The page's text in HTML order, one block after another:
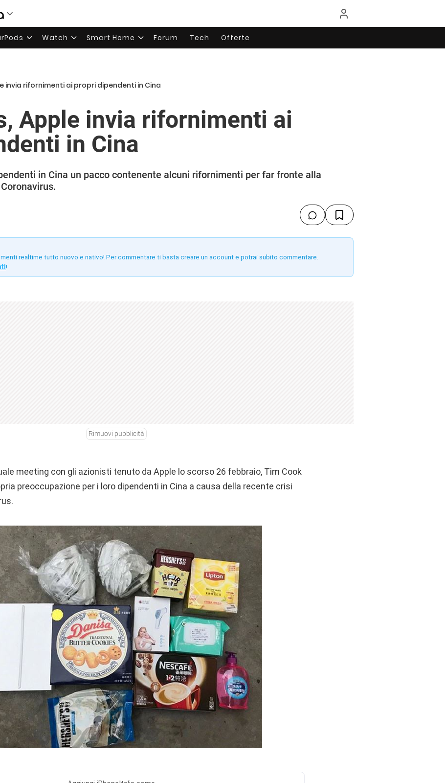
Watch Smart Home Forum Tech Offerte
invia rifornimenti ai propri dipendenti in Cina
Apple invia rifornimenti ai
in Cina
in Cina un pacco contenente alcuni rifornimenti per far fronte alla
realtime tutto nuovo e nativo! Per commentare ti basta creare un account e potrai subito commentare.
!
Rimuovi pubblicità
meeting con gli azionisti tenuto da Apple lo scorso 26 febbraio, Tim Cook
preoccupazione per i loro dipendenti in Cina a causa della recente crisi